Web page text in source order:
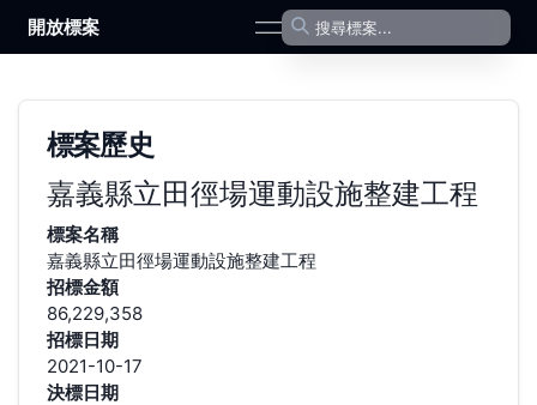
開放標案 open navigation menu
標案歷史
嘉義縣立田徑場運動設施整建工程
標案名稱
嘉義縣立田徑場運動設施整建工程
招標金額
86,229,358
招標日期
2021-10-17
決標日期